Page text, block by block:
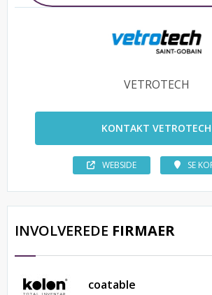
VETROTECH
KONTAKT VETROTECH
WEBSIDE SE
INVOLVEREDE FIRMAER
coatable